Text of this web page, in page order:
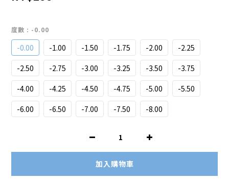
度數 : -0.00
-0.00 -1.00 -1.50 -1.75 -2.00
-2.25
-2.50
-2.75 -3.00 -3.25 -3.50
-3.75
-4.00
-4.25 -4.50 -4.75 -5.00
-5.50
-6.00
-6.50 -7.00 -7.50 -8.00
加入購物車